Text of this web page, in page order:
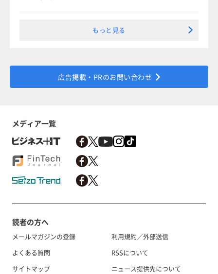
もっと見る
広告掲載・PRのお問い合わせ
メディア一覧
読者の方へ
メールマガジンの登録
よくある質問
サイトマップ
利用規約／外部送信
RSSについて
ニュース提供先について